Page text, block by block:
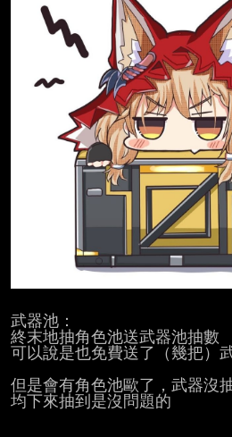
武器池：
終末地抽角色池送武器池抽數
可以說是也免費送了（幾把）
但是會有角色池歐了，武器沒
均下來抽到是沒問題的